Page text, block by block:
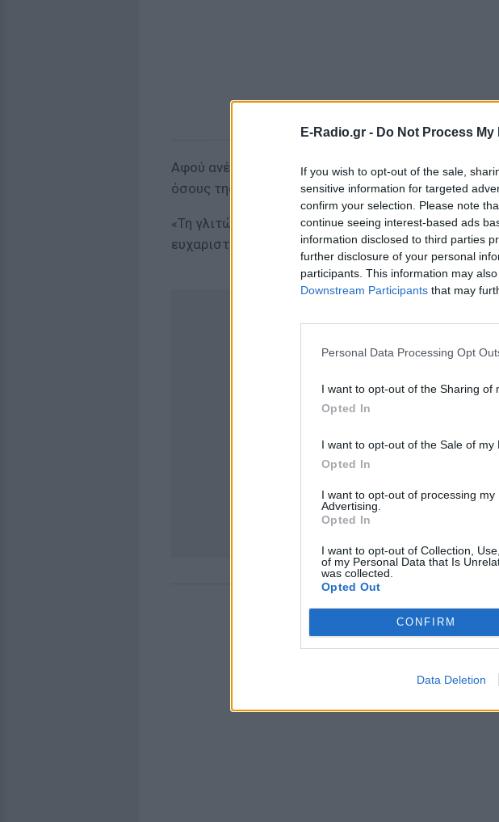
E-Radio.gr - Do Not Process
If you wish to opt-out of the sale,
sensitive information for targeted
confirm your selection. Please note
continue seeing interest-based ads
information disclosed to third parties
further disclosure of your personal
participants. This information may
Downstream Participants that may
Personal Data Processing Opt
I want to opt-out of the Sharing of
Opted In
I want to opt-out of the Sale of my
Opted In
I want to opt-out of processing
Advertising.
Opted In
I want to opt-out of Collection,
of my Personal Data that Is
was collected.
Opted Out
CONFIRM
Data Deletion
Αφού ανέβασε το story, επανήλθε με ένα ακόμη, στο
όσους της υπενθύμισαν να πάει στο τμήμα.
«Τη γλιτώσαμε τη φυλακούλα και αυτόν τον μήνα.
ευχαριστώ που μου το θυμίσατε» γράφει στην